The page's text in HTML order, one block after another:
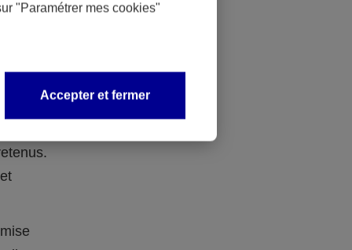
qui
le
"Paramétrer mes cookies"
Accepter et fermer